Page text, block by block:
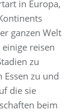
in Europa,
ganzen Welt
reisen
zu
Essen zu und
die sie
beim